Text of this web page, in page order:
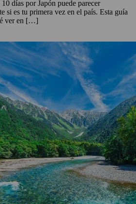
días por Japón puede parecer
si es tu primera vez en el país. Esta guía
ver en […]